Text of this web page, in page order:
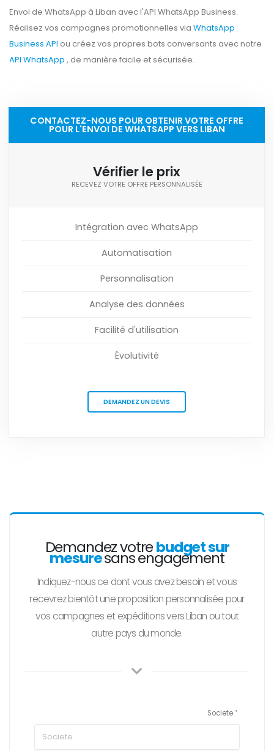
Envoi de WhatsApp à Liban avec l'API WhatsApp Business.
Réalisez vos campagnes promotionnelles via WhatsApp
Business API ou créez vos propres bots conversants avec notre
API WhatsApp , de manière facile et sécurisée.
CONTACTEZ-NOUS POUR OBTENIR VOTRE OFFRE
POUR L'ENVOI DE WHATSAPP VERS LIBAN
Vérifier le prix
RECEVEZ VOTRE OFFRE PERSONNALISÉE
Intégration avec WhatsApp
Automatisation
Personnalisation
Analyse des données
Facilité d'utilisation
Évolutivité
DEMANDEZ UN DEVIS
Demandez votrebudget sur
mesuresans engagement
Indiquez-nous ce dont vous avez besoin et vous
recevrez bientôt une proposition personnalisée pour
vos campagnes et expéditions vers Liban ou tout
autre pays du monde.
Societe